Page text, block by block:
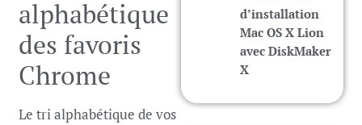
alphabétique
des favoris
Chrome
Le tri alphabétique de vos
d’installation
Mac OS X Lion
avec DiskMaker
X